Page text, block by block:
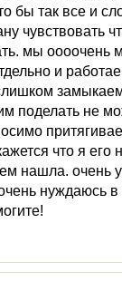
бы так все и
чувствовать
мы оооочень
и
поделать не
что я его
нашла. очень
нуждаюсь